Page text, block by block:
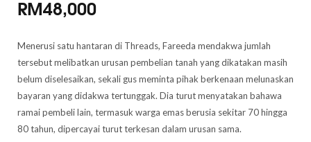
RM48,000
Menerusi satu hantaran di Threads, Fareeda mendakwa jumlah
tersebut melibatkan urusan pembelian tanah yang dikatakan masih
belum diselesaikan, sekali gus meminta pihak berkenaan melunaskan
bayaran yang didakwa tertunggak. Dia turut menyatakan bahawa
ramai pembeli lain, termasuk warga emas berusia sekitar 70 hingga
80 tahun, dipercayai turut terkesan dalam urusan sama.